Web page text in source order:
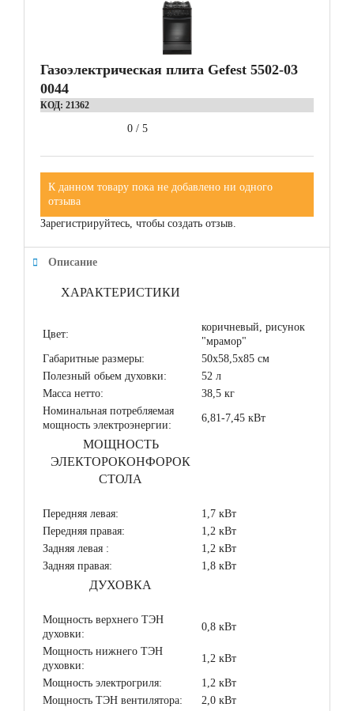
Газоэлектрическая плита Gefest 5502-03
0044
КОД: 21362
0 / 5
К данном товару пока не добавлено ни одного
отзыва
Зарегистрируйтесь, чтобы создать отзыв.
Описание
ХАРАКТЕРИСТИКИ
Цвет:
коричневый, рисунок
"мрамор"
Габаритные размеры:
50х58,5х85 см
Полезный обьем духовки:
52 л
Масса нетто:
38,5 кг
Номинальная потребляемая
мощность электроэнергии:
6,81-7,45 кВт
МОЩНОСТЬ
ЭЛЕКТОРОКОНФОРОК
СТОЛА
Передняя левая:
1,7 кВт
Передняя правая:
1,2 кВт
Задняя левая :
1,2 кВт
Задняя правая:
1,8 кВт
ДУХОВКА
Мощность верхнего ТЭН
духовки:
0,8 кВт
Мощность нижнего ТЭН
духовки:
1,2 кВт
Мощность электрогриля:
1,2 кВт
Мощность ТЭН вентилятора:
2,0 кВт